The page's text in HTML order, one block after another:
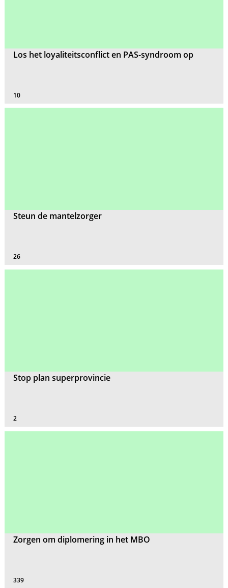
Los het loyaliteitsconflict en PAS-syndroom op
10
Steun de mantelzorger
26
Stop plan superprovincie
2
Zorgen om diplomering in het MBO
339